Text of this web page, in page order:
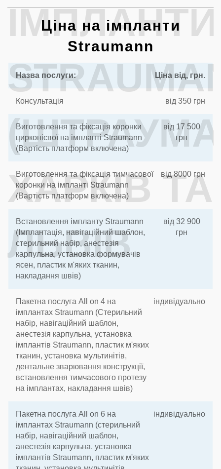
ІМПЛАНТИ
ХАРКІВ ТА
ЛЬВІВ
Ціна на імпланти
Straumann
Назва послуги: Ціна від, грн.
Консультація від 350 грн
Виготовлення та фіксація коронки
цирконієвої на імпланті Straumann
(Вартість платформ включена)
від 17 500
грн
Виготовлення та фіксація тимчасової
коронки на імпланті Straumann
(Вартість платформ включена)
від 8000 грн
Встановлення імпланту Straumann
(Імплантація, навігаційний шаблон,
стерильний набір, анестезія
карпульна, установка формувачів
ясен, пластик м'яких тканин,
накладання швів)
від 32 900
грн
Пакетна послуга All on 4 на
імплантах Straumann (Стерильний
набір, навігаційний шаблон,
анестезія карпульна, установка
імплантів Straumann, пластик м'яких
тканин, установка мультинітів,
дентальне зварювання конструкції,
встановлення тимчасового протезу
на імплантах, накладання швів)
індивідуально
Пакетна послуга All on 6 на
імплантах Straumann (стерильний
набір, навігаційний шаблон,
анестезія карпульна, установка
імплантів Straumann, пластик м'яких
індивідуально